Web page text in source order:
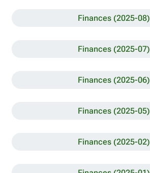
Finances (2025-08)
Finances (2025-07)
Finances (2025-06)
Finances (2025-05)
Finances (2025-02)